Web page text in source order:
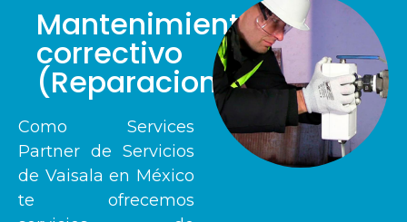
Mantenimiento
correctivo
(Reparaciones)
Como Services
Partner de Servicios
de Vaisala en México
te ofrecemos